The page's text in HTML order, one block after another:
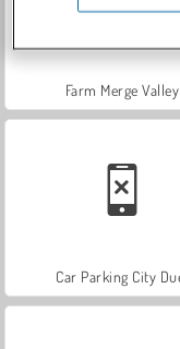
Farm Merge Valley
Car Parking City